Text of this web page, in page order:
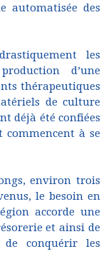
automatisée des
les
d’une
thérapeutiques
de culture
déjà été confiées
à se
environ trois
le besoin en
accorde une
et ainsi de
conquérir les